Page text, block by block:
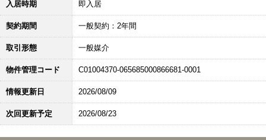
入居時期 即入居
契約期間 一般契約：2年間
取引形態 一般媒介
物件管理コード C01004370-065685000866681-0001
情報更新日 2026/08/09
次回更新予定 2026/08/23